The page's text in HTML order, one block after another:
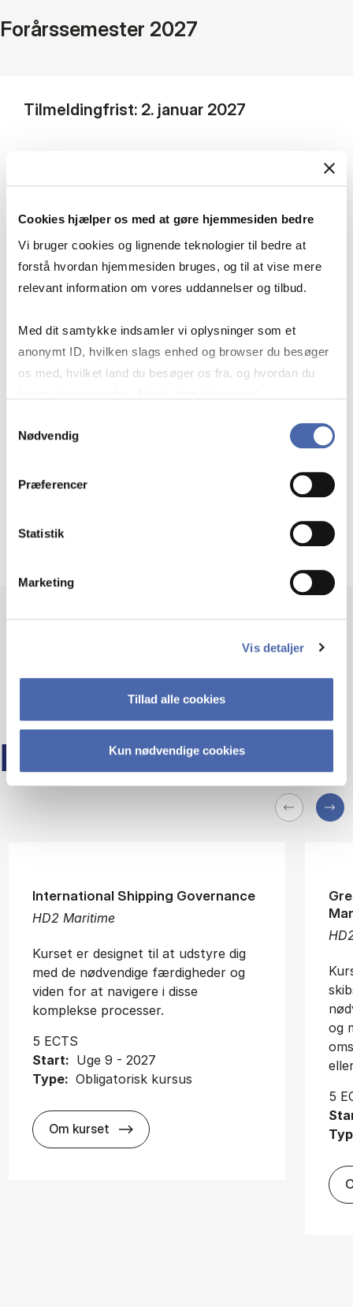
Cookies hjælper os med at gøre hjemmesiden bedre
Vi bruger cookies og lignende teknologier til bedre at
forstå hvordan hjemmesiden bruges, og til at vise mere
relevant information om vores uddannelser og tilbud.
Med dit samtykke indsamler vi oplysninger som et
anonymt ID, hvilken slags enhed og browser du besøger
os med, hvilket land du besøger os fra, og hvordan du
markedsføring. Du bestemmer selv - og kan altid trække
Nødvendig
Præferencer
Statistik
Marketing
Vis detaljer
Tillad alle cookies
Kun nødvendige cookies
Forårssemester 2027
Tilmeldingfrist: 2. januar 2027
foregår på engelsk.
Bemærk! Kurset inkluderer en undervisningsdag
på campus. Undervisningsdagen på campus vil
blive streamet og optaget i tilfælde af, at du
Sprog:Engelsk
Pre-recorded
1:1 session:
Eksamen
FLERE KURSER PÅ HD
HD2 Maritime
International Shipping Governance
Kurset er designet til at udstyre dig
med de nødvendige færdigheder og
viden for at navigere i disse
komplekse processer.
5 ECTS
Start: Uge 9 - 2027
Type: Obligatorisk kursus
Om kurset about
og
5